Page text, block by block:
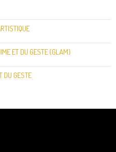
ET DU GESTE (GLAM)
DU GESTE